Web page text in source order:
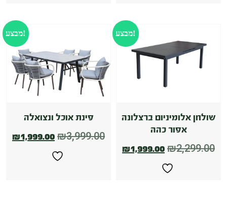
מבצע!
שולחן אלומיניום ברצלונה
אפור כהה
₪2,299.00
₪1,999.00
מבצע!
פינת אוכל ונצואלה
₪3,999.00
₪1,999.00